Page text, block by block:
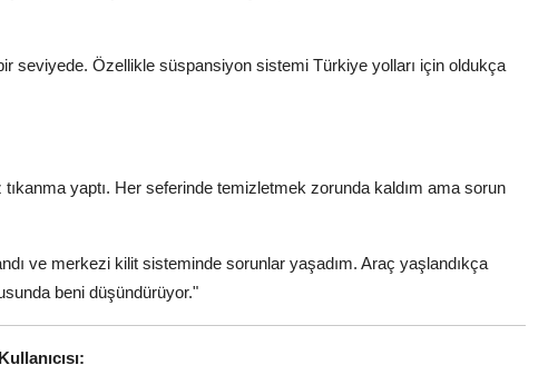
bir seviyede. Özellikle süspansiyon sistemi Türkiye yolları için oldukça
yaptı. Her seferinde temizletmek zorunda kaldım ama sorun
ve merkezi kilit sisteminde sorunlar yaşadım. Araç yaşlandıkça
beni düşündürüyor."